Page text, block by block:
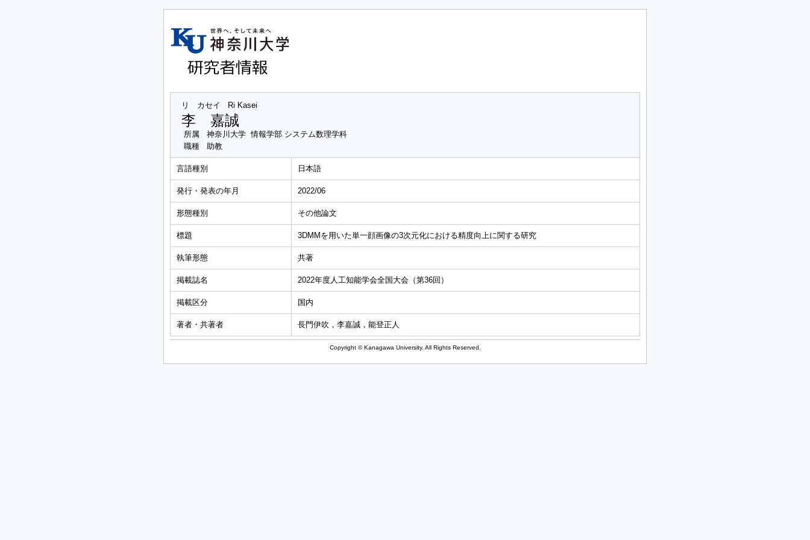
リ カセイ Ri Kasei
李 嘉誠
所属
神奈川大学 情報学部 システム数理学科
職種
助教
言語種別 日本語
発行・発表の年月 2022/06
形態種別 その他論文
標題 3DMMを用いた単一顔画像の3次元化における精度向上に関する研究
執筆形態 共著
掲載誌名 2022年度人工知能学会全国大会（第36回）
掲載区分 国内
著者・共著者 長門伊吹，李嘉誠，能登正人
Copyright © Kanagawa University. All Rights Reserved.